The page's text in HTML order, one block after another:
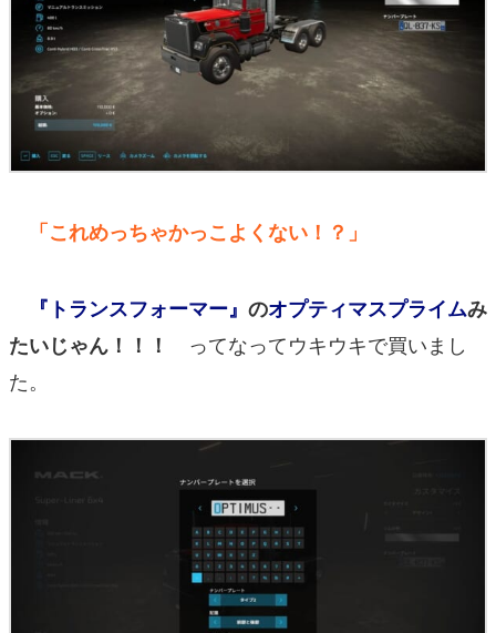
「これめっちゃかっこよくない！？」
『トランスフォーマー』 のオプティマスプライムみ
たいじゃん！！！
ってなってウキウキで買いまし
た。